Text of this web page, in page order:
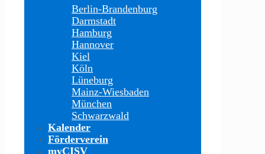
Berlin-Brandenburg
Darmstadt
Hamburg
Hannover
Kiel
Köln
Lüneburg
Mainz-Wiesbaden
München
Schwarzwald
Kalender
Förderverein
myCISV